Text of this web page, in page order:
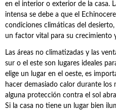
en el interior o exterior de la casa.
intensa se debe a que el
condiciones climáticas del
un factor vital para su crecimiento
Las áreas no climatizadas y las
sur o el este son lugares ideales
elige un lugar en el oeste, es
hacer demasiado calor durante los
alguna protección contra el sol
Si la casa no tiene un lugar bien